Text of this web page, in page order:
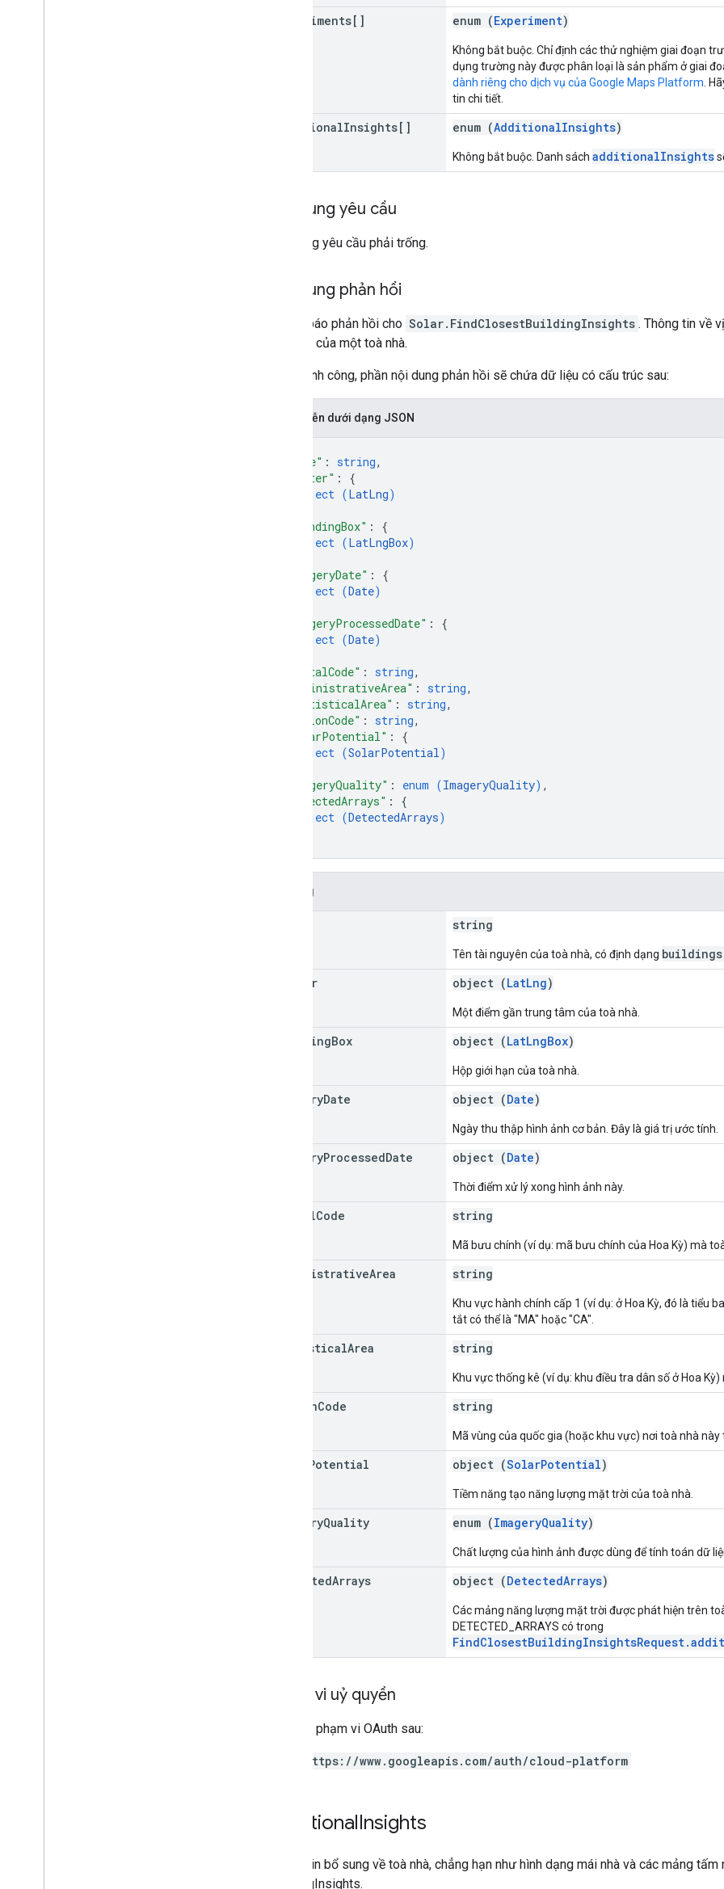
experiments[] enum (Experiment)
Không bắt buộc. Chỉ định các thử nghiệm giai đoạn
dụng trường này được phân loại là sản phẩm ở giai
dành riêng cho dịch vụ của Google Maps Platform .
tin chi tiết.
additionalInsights[] enum (AdditionalInsights)
Không bắt buộc. Danh sách additionalInsights
Nội dung yêu cầu
Nội dung yêu cầu phải trống.
Nội dung phản hồi
Thông báo phản hồi cho Solar.FindClosestBuildingInsights . Thông tin về
mặt trời của một toà nhà.
Nếu thành công, phần nội dung phản hồi sẽ chứa dữ liệu có cấu trúc sau:
Biểu diễn dưới dạng JSON
"name" : string,
"center" : {
object (LatLng)
"boundingBox" : {
object (LatLngBox)
"imageryDate" : {
object (Date)
"imageryProcessedDate" : {
object (Date)
"postalCode" : string,
"administrativeArea" : string,
"statisticalArea" : string,
"regionCode" : string,
"solarPotential" : {
object (SolarPotential)
"imageryQuality" : enum (ImageryQuality) ,
"detectedArrays" : {
object (DetectedArrays)
Trường
string
Tên tài nguyên của toà nhà, có định dạng
center object (LatLng)
Một điểm gần trung tâm của toà nhà.
boundingBox object (LatLngBox)
Hộp giới hạn của toà nhà.
imageryDate object (Date)
Ngày thu thập hình ảnh cơ bản. Đây là giá trị ước tính.
imageryProcessedDate object (Date)
Thời điểm xử lý xong hình ảnh này.
postalCode string
Mã bưu chính (ví dụ: mã bưu chính của Hoa Kỳ) mà
administrativeArea string
Khu vực hành chính cấp 1 (ví dụ: ở Hoa Kỳ, đó là tiểu
tắt có thể là "MA" hoặc "CA".
statisticalArea string
Khu vực thống kê (ví dụ: khu điều tra dân số ở Hoa
regionCode string
Mã vùng của quốc gia (hoặc khu vực) nơi toà nhà này
Potential object (SolarPotential)
Tiềm năng tạo năng lượng mặt trời của toà nhà.
imageryQuality enum (ImageryQuality)
Chất lượng của hình ảnh được dùng để tính toán dữ
detectedArrays object (DetectedArrays)
Các mảng năng lượng mặt trời được phát hiện trên
DETECTED_ARRAYS có trong
Phạm vi uỷ quyền
Yêu cầu phạm vi OAuth sau:
https://www.googleapis.com/auth/cloud-platform
AdditionalInsights
Thông tin bổ sung về toà nhà, chẳng hạn như hình dạng mái nhà và các mảng
BuildingInsights.